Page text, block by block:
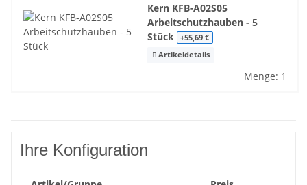
Kern KFB-A02S05
Arbeitschutzhauben - 5
Stück +55,69 €
Artikeldetails
Menge: 1
Ihre Konfiguration